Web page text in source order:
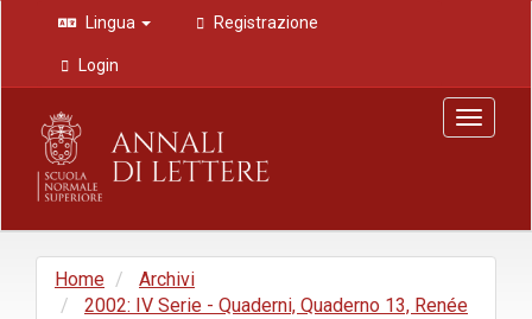
Navigazione
principale
Contenuto
principale
Barra
laterale
Lingua Registrazione
Login
Toggle
Home
Archivi
2002: IV Serie - Quaderni, Quaderno 13, Renée